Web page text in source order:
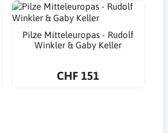
Pilze Mitteleuropas - Rudolf
Winkler & Gaby Keller
CHF 151